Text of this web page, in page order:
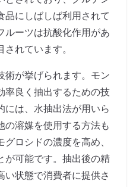
品にしばしば利用されて
ルーツは抗酸化作用があ
れています。
術が挙げられます。モン
率良く抽出するための技
には、水抽出法が用いら
の溶媒を使用する方法も
ロシドの濃度を高め、
が可能です。抽出後の精
状態で消費者に提供さ